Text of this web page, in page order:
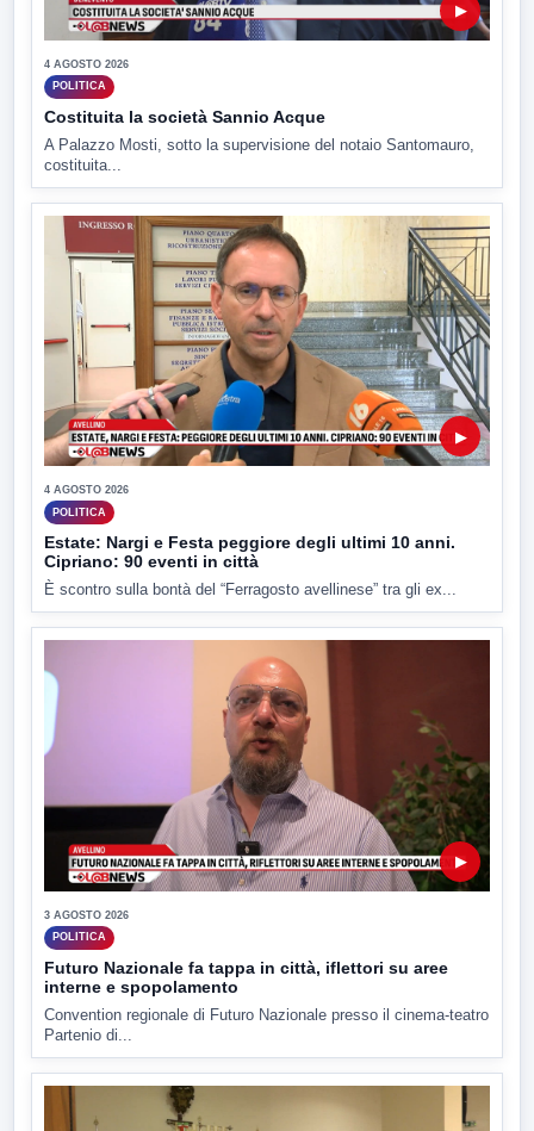
▶
4 AGOSTO 2026
POLITICA
Costituita la società Sannio Acque
A Palazzo Mosti, sotto la supervisione del notaio Santomauro,
costituita...
▶
4 AGOSTO 2026
POLITICA
Estate: Nargi e Festa peggiore degli ultimi 10 anni.
Cipriano: 90 eventi in città
È scontro sulla bontà del “Ferragosto avellinese” tra gli ex...
▶
3 AGOSTO 2026
POLITICA
Futuro Nazionale fa tappa in città, iflettori su aree
interne e spopolamento
Convention regionale di Futuro Nazionale presso il cinema-teatro
Partenio di...